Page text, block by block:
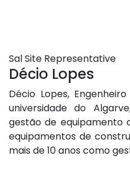
Sal Site Representative
Décio Lopes
Décio Lopes,
universidade do
gestão de equipamento
equipamentos de
mais de 10 anos como